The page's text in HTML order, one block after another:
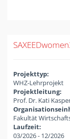
Projekttyp:
WHZ-Lehrprojekt
Projektleitung:
Prof. Dr. Kati
Fakultät
Laufzeit:
03/2026- 12/2026